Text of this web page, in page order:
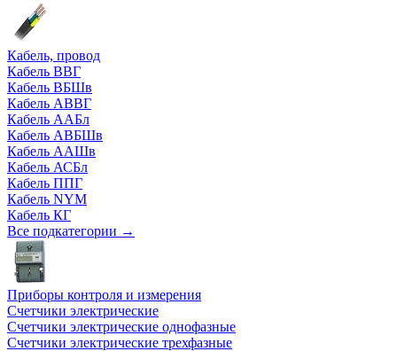
Кабель, провод
Кабель ВВГ
Кабель ВБШв
Кабель АВВГ
Кабель ААБл
Кабель АВБШв
Кабель ААШв
Кабель АСБл
Кабель ППГ
Кабель NYM
Кабель КГ
Все подкатегории →
Приборы контроля и измерения
Счетчики электрические
Счетчики электрические однофазные
Счетчики электрические трехфазные